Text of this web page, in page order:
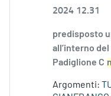
2024 12.31
predisposto
all’interno
Padiglione C n
Argomenti: